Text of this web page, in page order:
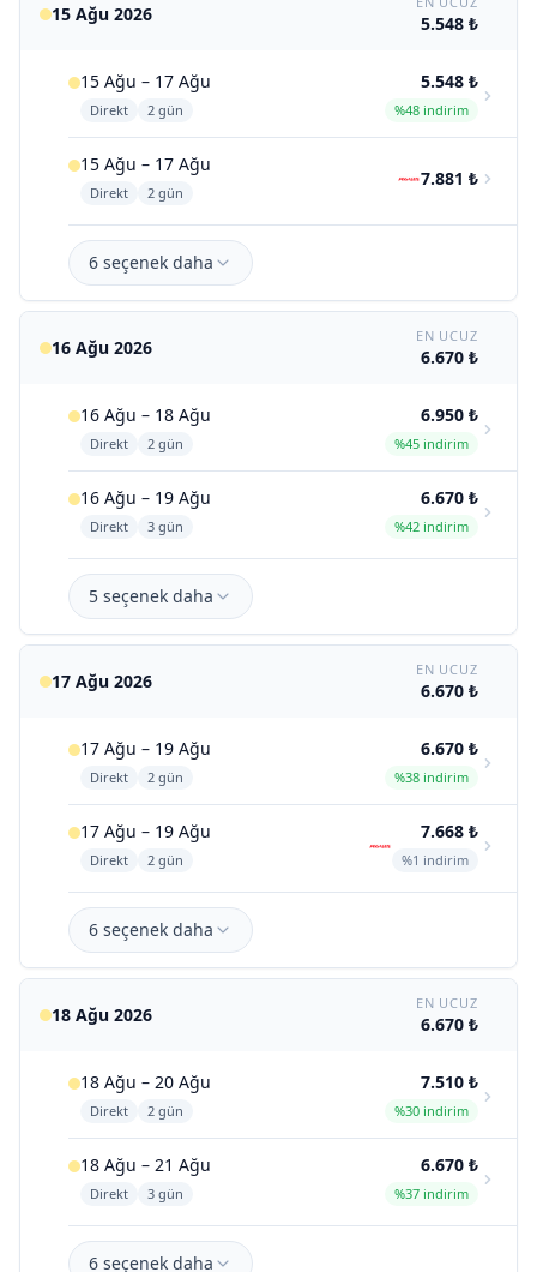
15 Ağu 2026 5.548 ₺
15 Ağu – 17 Ağu
Direkt 2 gün
5.548 ₺
%48 indirim
15 Ağu – 17 Ağu
Direkt 2 gün
7.881 ₺
6 seçenek daha
16 Ağu 2026
EN UCUZ
6.670 ₺
16 Ağu – 18 Ağu
Direkt 2 gün
6.950 ₺
%45 indirim
16 Ağu – 19 Ağu
Direkt 3 gün
6.670 ₺
%42 indirim
5 seçenek daha
17 Ağu 2026
EN UCUZ
6.670 ₺
17 Ağu – 19 Ağu
Direkt 2 gün
6.670 ₺
%38 indirim
17 Ağu – 19 Ağu
Direkt 2 gün
7.668 ₺
%1 indirim
6 seçenek daha
18 Ağu 2026
EN UCUZ
6.670 ₺
18 Ağu – 20 Ağu
Direkt 2 gün
7.510 ₺
%30 indirim
18 Ağu – 21 Ağu
Direkt 3 gün
6.670 ₺
%37 indirim
6 seçenek daha